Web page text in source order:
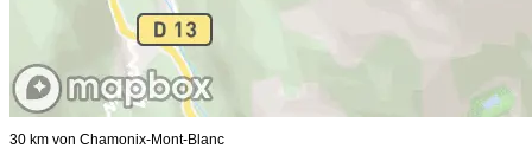
30 km von Chamonix-Mont-Blanc